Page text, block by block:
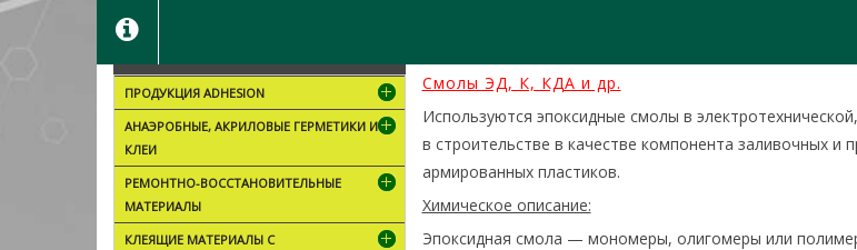
ПРОДУКЦИЯ ADHESION
АНАЭРОБНЫЕ, АКРИЛОВЫЕ ГЕРМЕТИКИ И
КЛЕИ
РЕМОНТНО-ВОССТАНОВИТЕЛЬНЫЕ
МАТЕРИАЛЫ
КЛЕЯЩИЕ МАТЕРИАЛЫ С
Смолы ЭД, К, КДА и др.
Используются эпоксидные смолы в
в строительстве в качестве компонента заливочных
армированных пластиков.
Химическое описание:
Эпоксидная смола — мономеры, олигомеры или